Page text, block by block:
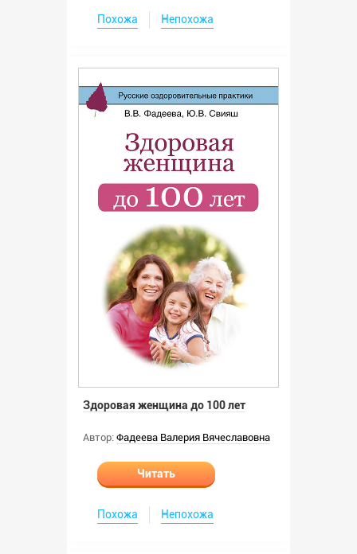
Похожа Непохожа
Здоровая женщина до 100 лет
Автор: Фадеева Валерия Вячеславовна
Читать
Похожа Непохожа